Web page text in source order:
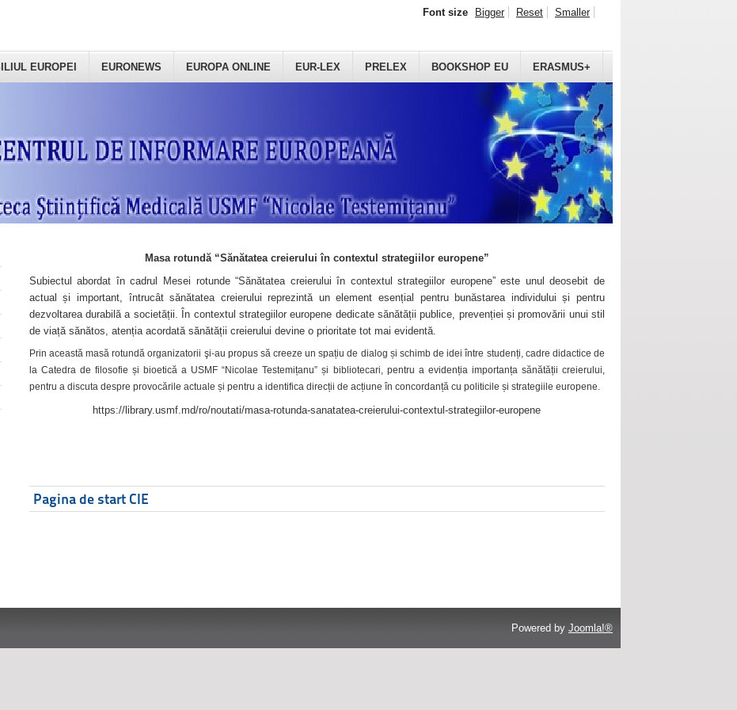
EUROPEI EURONEWS EUROPA ONLINE EUR-LEX PRELEX BOOKSHOP EU ERASMUS+
Font size Bigger Reset Smaller
Masa rotundă “Sănătatea creierului în contextul strategiilor europene”
Subiectul abordat în cadrul Mesei rotunde “Sănătatea creierului în contextul strategiilor europene” este unul deosebit de
actual și important, întrucât sănătatea creierului reprezintă un element esențial pentru bunăstarea individului și pentru
dezvoltarea durabilă a societății. În contextul strategiilor europene dedicate sănătății publice, prevenției și promovării unui stil
de viață sănătos, atenția acordată sănătății creierului devine o prioritate tot mai evidentă.
Prin această masă rotundă organizatorii şi-au propus să creeze un spațiu de dialog și schimb de idei între studenți, cadre didactice de
la Catedra de filosofie și bioetică a USMF “Nicolae Testemițanu” și bibliotecari, pentru a evidenția importanța sănătății creierului,
pentru a discuta despre provocările actuale și pentru a identifica direcții de acțiune în concordanță cu politicile și strategiile europene.
https://library.usmf.md/ro/noutati/masa-rotunda-sanatatea-creierului-contextul-strategiilor-europene
Pagina de start CIE
Powered by Joomla!®